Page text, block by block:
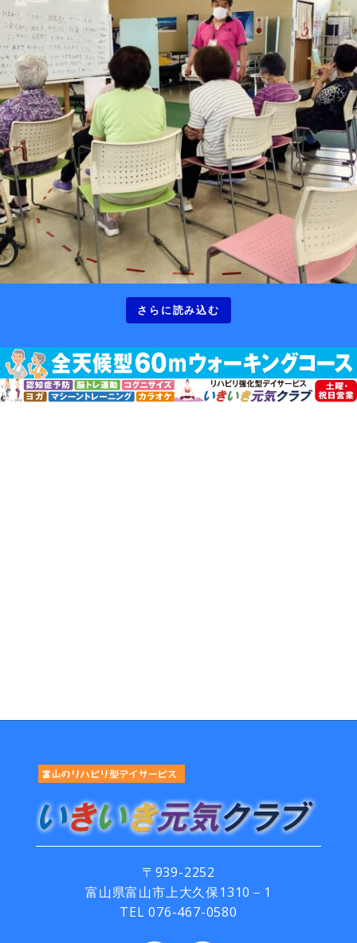
さらに読み込む
〒939-2252
富山県富山市上大久保1310－1
TEL076-467-0580